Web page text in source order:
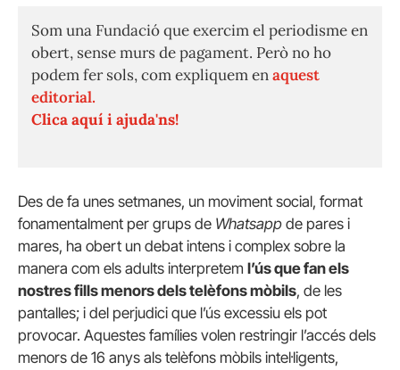
Som una Fundació que exercim el periodisme en
obert, sense murs de pagament. Però no ho
podem fer sols, com expliquem enaquest
editorial.
Clica aquí i ajuda'ns!
Des de fa unes setmanes, un moviment social, format
fonamentalment per grups de Whatsapp de pares i
mares, ha obert un debat intens i complex sobre la
manera com els adults interpretem l’ús que fan els
nostres fills menors dels telèfons mòbils, de les
pantalles; i del perjudici que l’ús excessiu els pot
provocar. Aquestes famílies volen restringir l’accés dels
menors de 16 anys als telèfons mòbils intel·ligents,